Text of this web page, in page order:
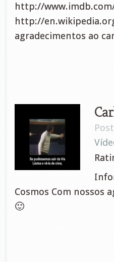
http://
http://
agradecimentos ao
Cosmos Com nossos
🙂